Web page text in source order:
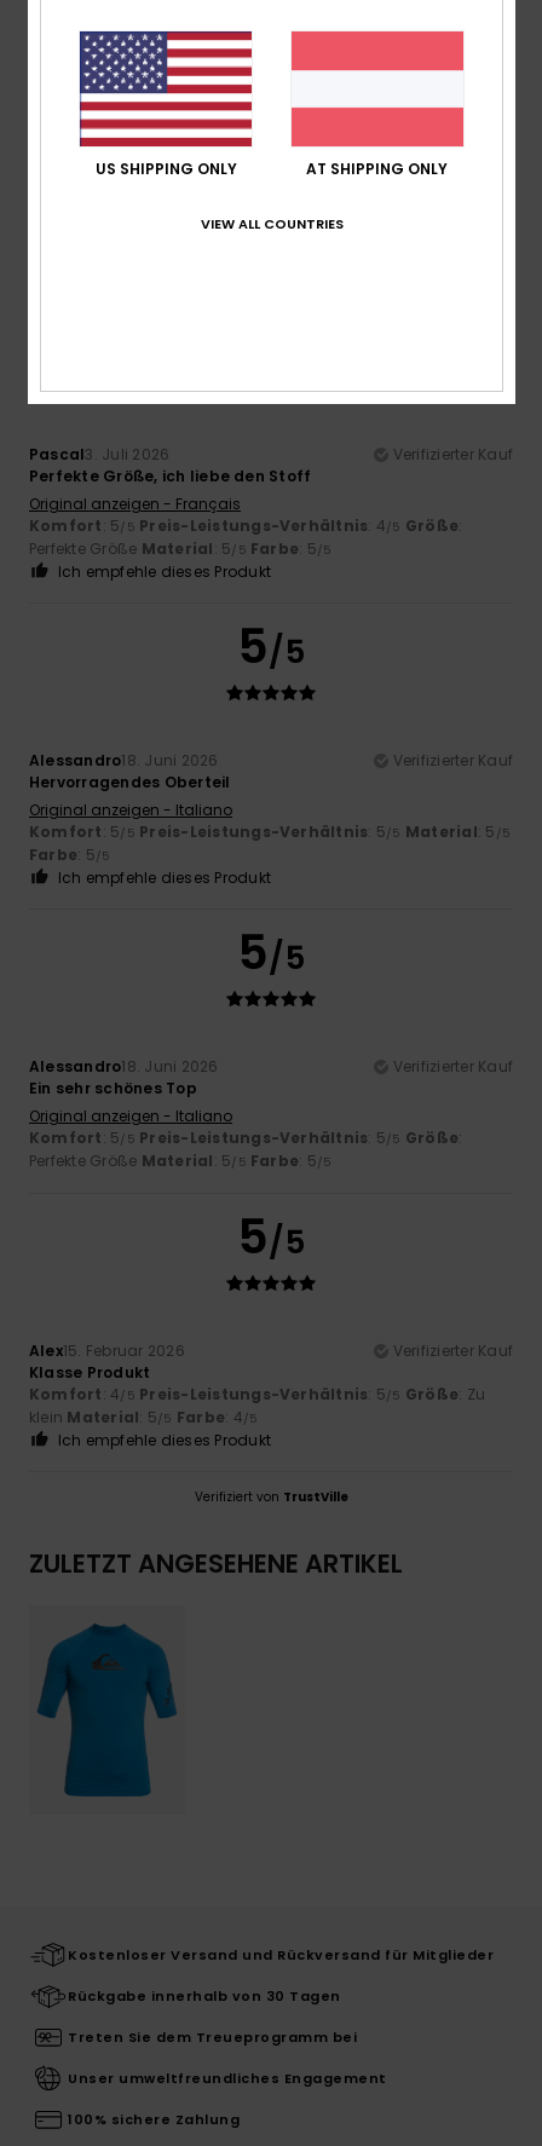
5 /5
Frederic12. Juli 2026
Verifizierter Kauf
Tolles Produkt
Preis-Leistungs-Verhältnis
Pascal3. Juli 2026
Verifizierter Kauf
Perfekte Größe, ich liebe den Stoff
Original anzeigen - Français
Komfort: 5/5 Preis-Leistungs-Verhältnis: 4/5 Größe:
Perfekte Größe Material: 5/5 Farbe: 5/5
Ich empfehle dieses Produkt
5/5
Alessandro18. Juni 2026
Verifizierter Kauf
Hervorragendes Oberteil
Original anzeigen - Italiano
Komfort: 5/5 Preis-Leistungs-Verhältnis: 5/5 Material: 5 /5
Farbe: 5/5
Ich empfehle dieses Produkt
5/5
Alessandro18. Juni 2026
Verifizierter Kauf
Ein sehr schönes Top
Original anzeigen - Italiano
Komfort: 5/5 Preis-Leistungs-Verhältnis: 5/5 Größe:
Perfekte Größe Material: 5/5 Farbe: 5/5
5/5
Alex15. Februar 2026
Verifizierter Kauf
Klasse Produkt
Komfort: 4/5 Preis-Leistungs-Verhältnis: 5/5 Größe: Zu
klein Material: 5/5 Farbe: 4/5
Ich empfehle dieses Produkt
Verifiziert von TrustVille
ZULETZT ANGESEHENE ARTIKEL
Kostenloser Versand und Rückversand für Mitglieder
Rückgabe innerhalb von 30 Tagen
Treten Sie dem Treueprogramm bei
Unser umweltfreundliches Engagement
100% sichere Zahlung
US SHIPPING ONLY AT SHIPPING ONLY
VIEW ALL COUNTRIES